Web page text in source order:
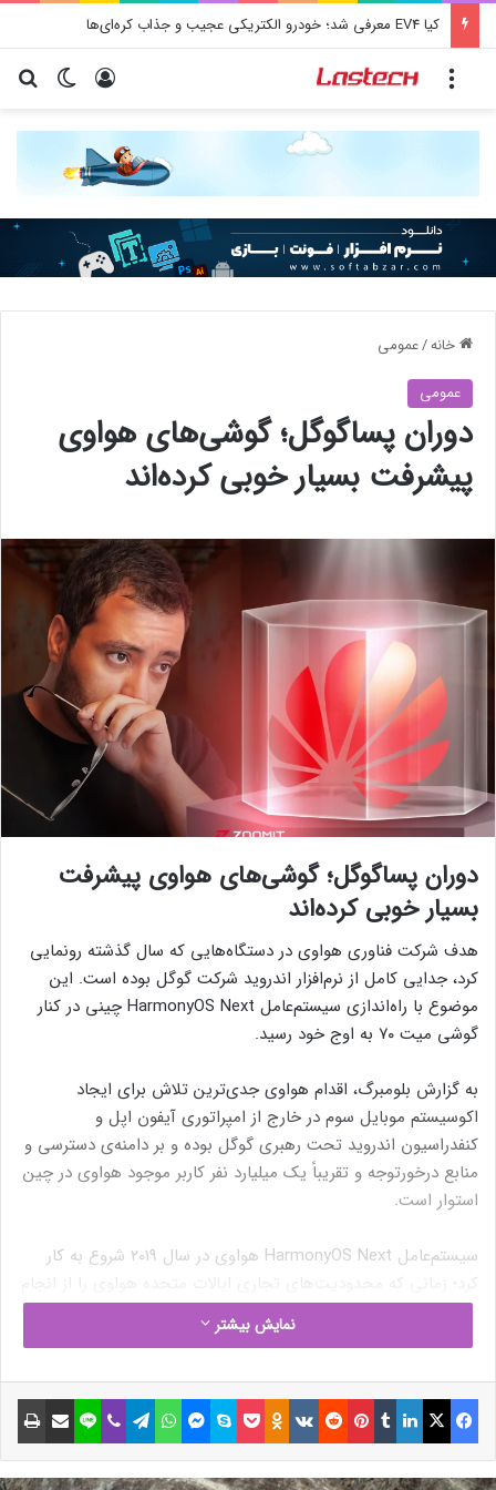
کیا EV4 معرفی شد؛ خودرو الکتریکی عجیب و جذاب کره‌ای‌ها
تغییر ورود
خانه/عمومی
عمومی
دوران پساگوگل؛ گوشی‌های هواوی
پیشرفت بسیار خوبی کرده‌اند
دوران پساگوگل؛ گوشی‌های هواوی پیشرفت
بسیار خوبی کرده‌اند
هدف شرکت فناوری هواوی در دستگاه‌هایی که سال گذشته رونمایی
کرد، جدایی کامل از نرم‌افزار اندروید شرکت گوگل بوده است. این
موضوع با راه‌اندازی سیستم‌عامل HarmonyOS Next چینی در کنار
گوشی میت ۷۰ به اوج خود رسید.
به گزارش بلومبرگ، اقدام هواوی جدی‌ترین تلاش برای ایجاد
اکوسیستم موبایل سوم در خارج از امپراتوری آیفون اپل و
کنفدراسیون اندروید تحت رهبری گوگل بوده و بر دامنه‌ی دسترسی و
منابع درخورتوجه و تقریباً یک میلیارد نفر کاربر موجود هواوی در چین
استوار است.
سیستم‌عامل HarmonyOS Next هواوی در سال ۲۰۱۹ شروع به کار
کرد؛ زمانی که محدودیت‌های تجاری ایالات متحده هواوی را از انجام
تجارت منظم با شرکت‌هایی مانند گوگل منع کرد. پس‌از سال‌ها تکیه
بر زیرساخت اندروید متن‌باز و در نتیجه حفظ سازگاری با برنامه‌های
ارائه‌دهندگان خدمات و نرم‌افزار بزرگ را با خود همراه کند.
نحوه‌ی عملکرد سیستم‌عامل HarmonyOS Next هواوی مسئله‌ای
حیاتی برای هواوی خواهد بود؛ چرا‌که دونالد ترامپ که آغازگر اعمال
نمایش بیشتر
فیسبوک ایکس لینکداین تامبلر پینتریست Reddit
VKontakte
Odnoklassniki پاکت اسکایپ مسنجر واتس آپ تلگرام وایبر لاین اشتراک گذاری با ایمیل